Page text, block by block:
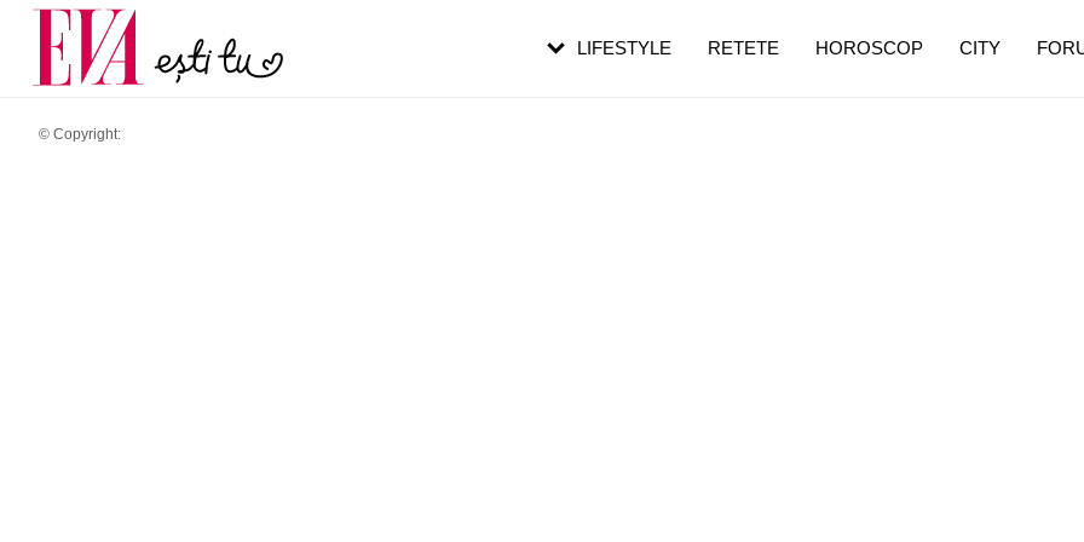
© Copyright:
LIFESTYLE RETETE HOROSCOP CITY
Carieră
Actualitate
pe măsură ce înaintezi în vârstă
de dureroasă este investigația